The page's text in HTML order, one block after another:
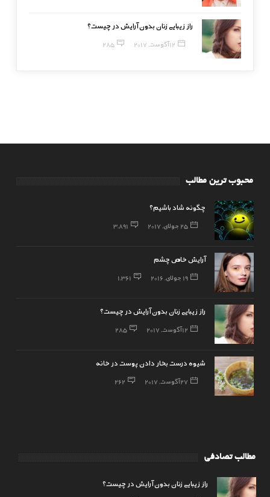
راز زیبایی زنان بدون آرایش در چیست؟
12 آگوست, 2017 285
محبوب ترین مطالب
چگونه شاد باشیم؟
25 جولای, 2017 3,891
آرایش خاص چشم
19 جولای, 2016 1,361
راز زیبایی زنان بدون آرایش در چیست؟
12 آگوست, 2017 285
شیوه درست بخار دادن پوست در خانه
27 آگوست, 2017 262
مطالب تصادفی
راز زیبایی زنان بدون آرایش در چیست؟